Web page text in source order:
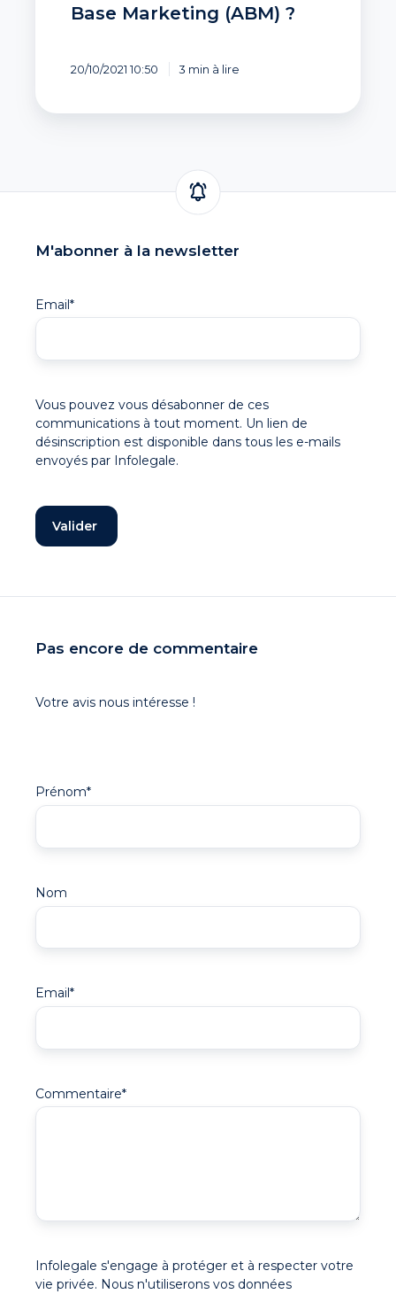
Base Marketing (ABM) ?
20/10/2021 10:50 3 min à lire
M'abonner à la newsletter
Email*
Vous pouvez vous désabonner de ces
communications à tout moment. Un lien de
désinscription est disponible dans tous les e-mails
envoyés par Infolegale.
Pas encore de commentaire
Votre avis nous intéresse !
Prénom*
Nom
Email*
Commentaire*
Infolegale s'engage à protéger et à respecter votre
vie privée. Nous n'utiliserons vos données